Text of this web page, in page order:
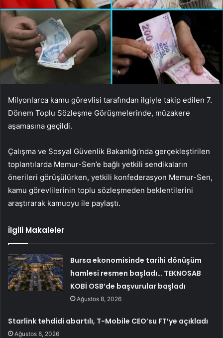
Milyonlarca kamu görevlisi tarafından ilgiyle takip edilen 7.
Dönem Toplu Sözleşme Görüşmelerinde, müzakere
aşamasına geçildi.
Çalışma ve Sosyal Güvenlik Bakanlığı’nda gerçekleştirilen
toplantılarda Memur-Sen’e bağlı yetkili sendikaların
önerileri görüşülürken, yetkili konfederasyon Memur-Sen,
kamu görevlilerinin toplu sözleşmeden beklentilerini
araştırarak kamuoyu ile paylaştı.
İlgili Makaleler
Bursa ekonomisinde tarihi dönüşüm
hamlesi resmen başladı… TEKNOSAB
KOBİ OSB’de başvurular başladı
Ağustos 8, 2026
Starlink tehdidi abartılı, T-Mobile CEO’su FT’ye açıkladı
Ağustos 8, 2026